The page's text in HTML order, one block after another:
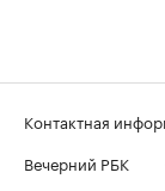
Контактная
Вечерний РБК